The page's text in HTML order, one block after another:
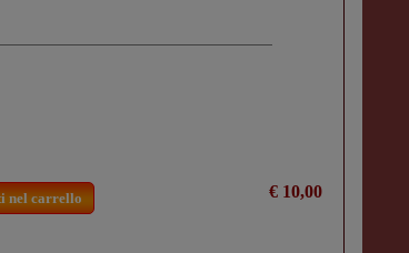
€ 10,00
nel carrello